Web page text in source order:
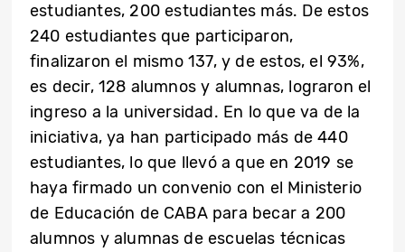
estudiantes, 200 estudiantes más. De estos
240 estudiantes que participaron,
finalizaron el mismo 137, y de estos, el 93%,
es decir, 128 alumnos y alumnas, lograron el
ingreso a la universidad. En lo que va de la
iniciativa, ya han participado más de 440
estudiantes, lo que llevó a que en 2019 se
haya firmado un convenio con el Ministerio
de Educación de CABA para becar a 200
alumnos y alumnas de escuelas técnicas